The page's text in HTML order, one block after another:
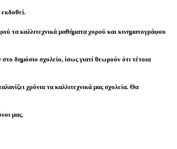
τα καλλιτεχνικά μαθήματα χορού και κινηματογράφου
δημόσιο σχολείο, ίσως γιατί θεωρούν ότι τέτοια
χρόνια τα καλλιτεχνικά μας σχολεία. Θα
μας.